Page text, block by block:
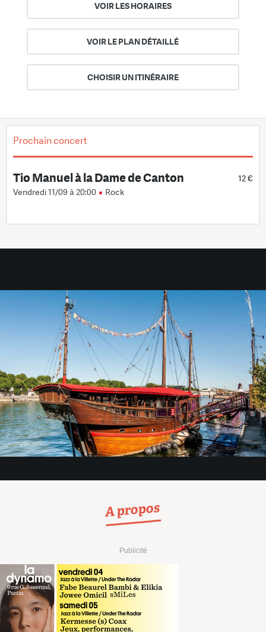
VOIR LES HORAIRES
VOIR LE PLAN DÉTAILLÉ
CHOISIR UN ITINÉRAIRE
Prochain concert
12 €
Tio Manuel à la Dame de Canton
Vendredi 11/09 à 20:00 Rock
A propos
Publicité